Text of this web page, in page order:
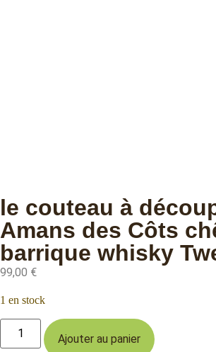
le couteau à
Amans des Côts
barrique whisky
99,00 €
1 en stock
Ajouter au panier